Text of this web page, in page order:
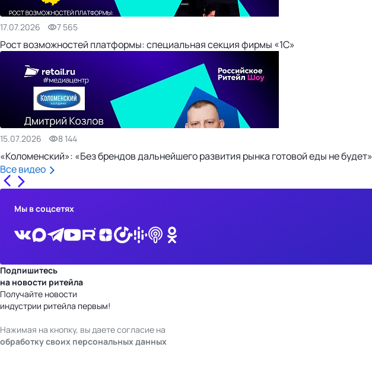
17.07.2026 7 565
Рост возможностей платформы: специальная секция фирмы «1С»
15.07.2026 8 144
«Коломенский»: «Без брендов дальнейшего развития рынка готовой еды не будет»
Все видео
Мы в соцсетях
Подпишитесь
на новости ритейла
Получайте новости
индустрии ритейла первым!
Нажимая на кнопку, вы даете согласие на
обработку своих персональных данных